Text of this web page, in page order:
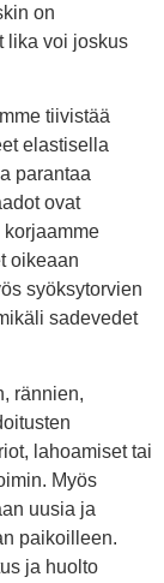
on
lika voi joskus
tiivistää
elastisella
parantaa
ovat
oikeaan
syöksytorvien
sadevedet
rännien,
lahoamiset tai
Myös
uusia ja
paikoilleen.
ja huolto